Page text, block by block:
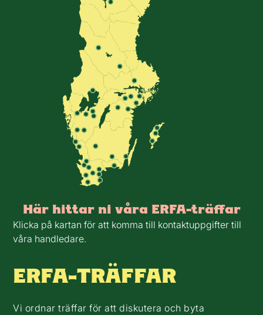
Här hittar ni våra ERFA-träffar
Klicka på kartan för att komma till kontaktuppgifter till
våra handledare.
ERFA-TRÄFFAR
Vi ordnar träffar för att diskutera och byta